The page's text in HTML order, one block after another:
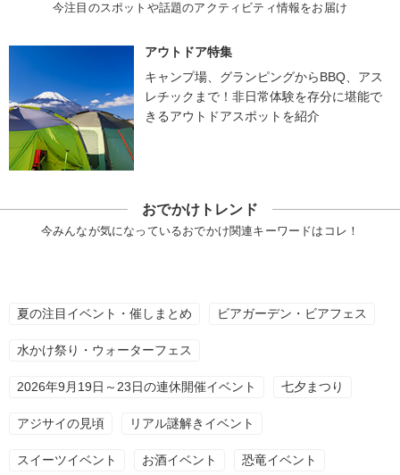
今注目のスポットや話題のアクティビティ情報をお届け
アウトドア特集
キャンプ場、グランピングからBBQ、アス
レチックまで！非日常体験を存分に堪能で
きるアウトドアスポットを紹介
おでかけトレンド
今みんなが気になっているおでかけ関連キーワードはコレ！
夏の注目イベント・催しまとめ ビアガーデン・ビアフェス
水かけ祭り・ウォーターフェス
2026年9月19日～23日の連休開催イベント 七夕まつり
アジサイの見頃 リアル謎解きイベント
スイーツイベント お酒イベント 恐竜イベント